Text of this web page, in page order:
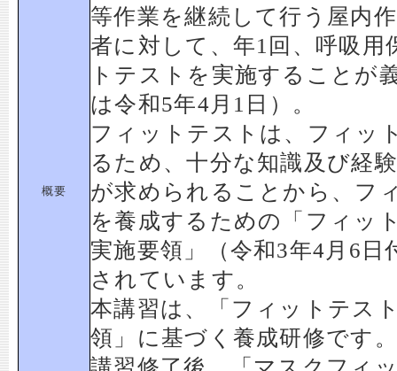
概要
等作業を継続して行う屋内
者に対して、年1回、呼吸
トテストを実施することが
は令和5年4月1日）。
フィットテストは、フィッ
るため、十分な知識及び経
が求められることから、フ
を養成するための「フィッ
実施要領」（令和3年4月6
されています。
本講習は、「フィットテス
領」に基づく養成研修です。